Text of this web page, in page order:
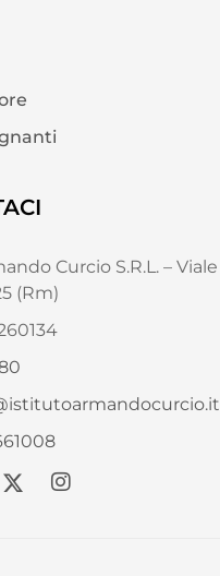
Curcio S.R.L. –
(Rm)